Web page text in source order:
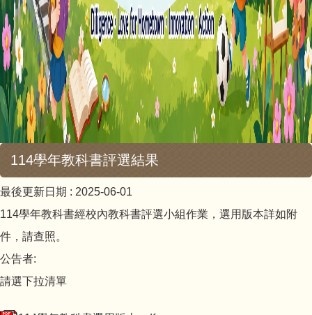
114學年教科書評選結果
最後更新日期 : 2025-06-01
114學年教科書經校內教科書評選小組作業，選用版本詳如附
件，請查照。
公告者:
請選下拉清單